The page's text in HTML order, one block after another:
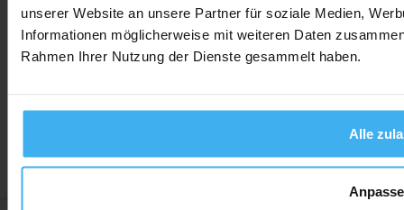
unserer Website an unsere Partner für soziale Medien,
Informationen möglicherweise mit weiteren Daten
Rahmen Ihrer Nutzung der Dienste gesammelt haben.
Alle
AGB Widerrufsbelehrung Datenschutz Impressum